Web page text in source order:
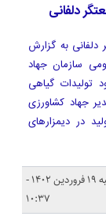
دلفانی
به گزارش
سازمان جهاد
تولیدات گیاهی
جهاد کشاورزی
در دیمزارهای
تاریخ انتشار : شنبه ۱۹ فروردین ۱۴۰۲ -
۱۰:۳۷